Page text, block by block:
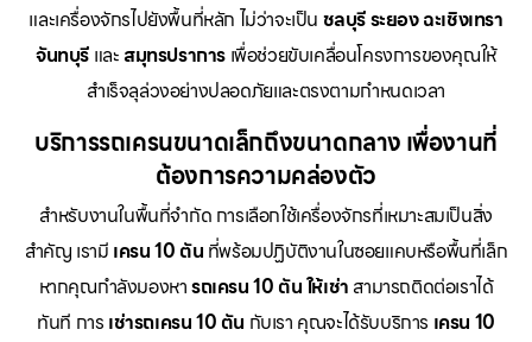
และเครื่องจักรไปยังพื้นที่หลัก ไม่ว่าจะเป็น ชลบุรี ระยอง ฉะเชิงเทรา
จันทบุรี และสมุทรปราการ เพื่อช่วยขับเคลื่อนโครงการของคุณให้
สำเร็จลุล่วงอย่างปลอดภัยและตรงตามกำหนดเวลา
บริการรถเครนขนาดเล็กถึงขนาดกลาง เพื่องานที่
ต้องการความคล่องตัว
สำหรับงานในพื้นที่จำกัด การเลือกใช้เครื่องจักรที่เหมาะสมเป็นสิ่ง
สำคัญ เรามี เครน 10 ตัน ที่พร้อมปฏิบัติงานในซอยแคบหรือพื้นที่เล็ก
หากคุณกำลังมองหารถเครน 10 ตัน ให้เช่า สามารถติดต่อเราได้
ทันที การ เช่ารถเครน 10 ตัน กับเรา คุณจะได้รับบริการ เครน 10